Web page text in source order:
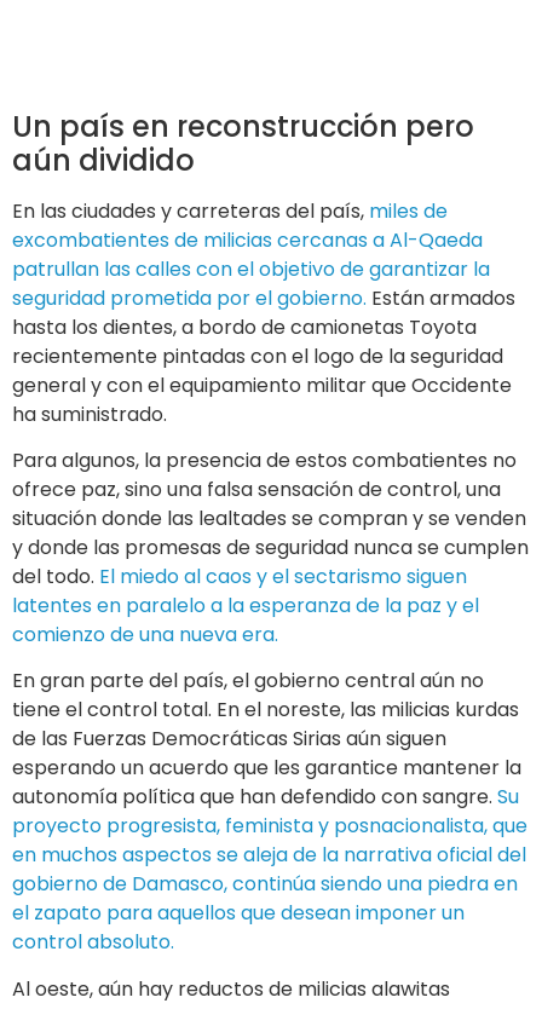
Un país en reconstrucción pero
aún dividido
En las ciudades y carreteras del país, miles de
excombatientes de milicias cercanas a Al-Qaeda
patrullan las calles con el objetivo de garantizar la
seguridad prometida por el gobierno. Están armados
hasta los dientes, a bordo de camionetas Toyota
recientemente pintadas con el logo de la seguridad
general y con el equipamiento militar que Occidente
ha suministrado.
Para algunos, la presencia de estos combatientes no
ofrece paz, sino una falsa sensación de control, una
situación donde las lealtades se compran y se venden
y donde las promesas de seguridad nunca se cumplen
del todo. El miedo al caos y el sectarismo siguen
latentes en paralelo a la esperanza de la paz y el
comienzo de una nueva era.
En gran parte del país, el gobierno central aún no
tiene el control total. En el noreste, las milicias kurdas
de las Fuerzas Democráticas Sirias aún siguen
esperando un acuerdo que les garantice mantener la
autonomía política que han defendido con sangre. Su
proyecto progresista, feminista y posnacionalista, que
en muchos aspectos se aleja de la narrativa oficial del
gobierno de Damasco, continúa siendo una piedra en
el zapato para aquellos que desean imponer un
control absoluto.
Al oeste, aún hay reductos de milicias alawitas